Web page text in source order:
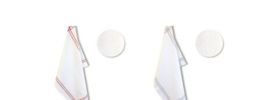
3,50 €
7,25 €
AJOUTER AU
PANIER
AJOUTER AU
PANIER